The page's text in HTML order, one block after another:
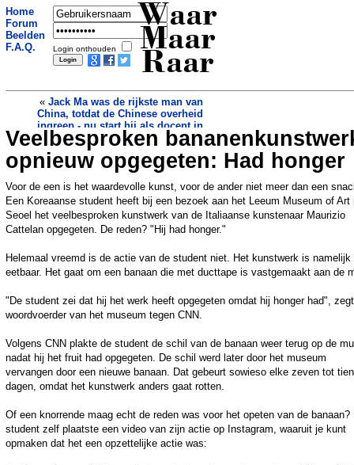
Home
Forum
Beelden
F.A.Q.
Login onthouden
Waar
Maar
Raar
« Jack Ma was de rijkste man van
China, totdat de Chinese overheid
ingreep - nu start hij als docent in
Japan
Liz Truss moet dokken voor verdwenen
badjassen: flinke rekening privékosten»
Veelbesproken
opnieuw opgegeten: Had honger
Voor de een is het waardevolle kunst, voor de ander niet meer dan een
Een Koreaanse student heeft bij een bezoek aan het Leeum Museum of Art
Seoel het veelbesproken kunstwerk van de Italiaanse kunstenaar Maurizio
Cattelan opgegeten. De reden? "Hij had honger."
Helemaal vreemd is de actie van de student niet. Het kunstwerk is namelijk
eetbaar. Het gaat om een banaan die met ducttape is vastgemaakt aan de
"De student zei dat hij het werk heeft opgegeten omdat hij honger had",
woordvoerder van het museum tegen CNN.
Volgens CNN plakte de student de schil van de banaan weer terug op de
nadat hij het fruit had opgegeten. De schil werd later door het museum
vervangen door een nieuwe banaan. Dat gebeurt sowieso elke zeven tot tien
dagen, omdat het kunstwerk anders gaat rotten.
Of een knorrende maag echt de reden was voor het opeten van de banaan?
student zelf plaatste een video van zijn actie op Instagram, waaruit je kunt
opmaken dat het een opzettelijke actie was: